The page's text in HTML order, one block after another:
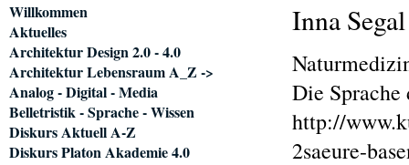
Inna
Die Sprache
http://
2saeure-
Navigation
überspringen
Willkommen
Aktuelles
Architektur Design 2.0 - 4.0
Architektur Lebensraum A_Z ->
Analog - Digital - Media
Belletristik - Sprache - Wissen
Diskurs Aktuell A-Z
Diskurs Platon Akademie 4.0